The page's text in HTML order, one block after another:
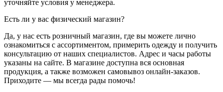
уточняйте условия у менеджера.
Есть ли у вас физический магазин?
Да, у нас есть розничный магазин, где вы можете лично
ознакомиться с ассортиментом, примерить одежду и получить
консультацию от наших специалистов. Адрес и часы работы
указаны на сайте. В магазине доступна вся основная
продукция, а также возможен самовывоз онлайн-заказов.
Приходите — мы всегда рады помочь!